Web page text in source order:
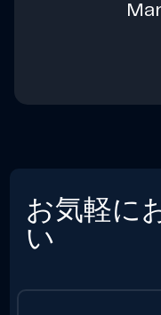
お気軽に
い